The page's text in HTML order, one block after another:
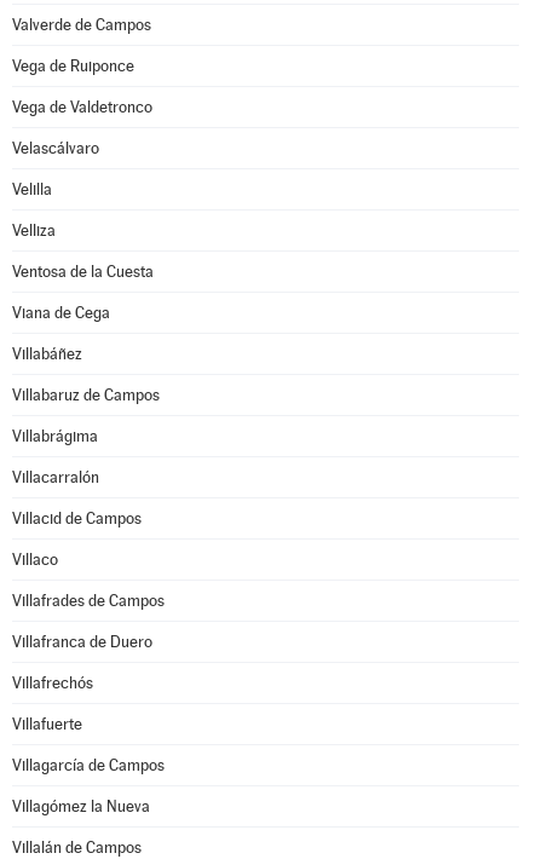
Valverde de Campos
Vega de Ruiponce
Vega de Valdetronco
Velascálvaro
Velilla
Velliza
Ventosa de la Cuesta
Viana de Cega
Villabáñez
Villabaruz de Campos
Villabrágima
Villacarralón
Villacid de Campos
Villaco
Villafrades de Campos
Villafranca de Duero
Villafrechós
Villafuerte
Villagarcía de Campos
Villagómez la Nueva
Villalán de Campos